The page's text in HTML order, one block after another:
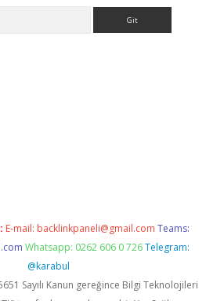
E-mail: backlinkpaneli@gmail.com Teams:
Whatsapp: 0262 606 0 726 Telegram:
@karabul
Sayılı Kanun gereğince Bilgi Teknolojileri